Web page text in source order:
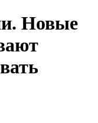
Новые